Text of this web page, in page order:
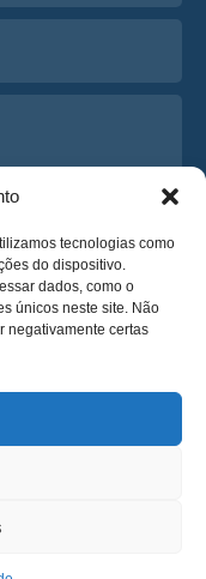
tecnologias como
do dispositivo.
dados, como o
únicos neste site. Não
negativamente certas